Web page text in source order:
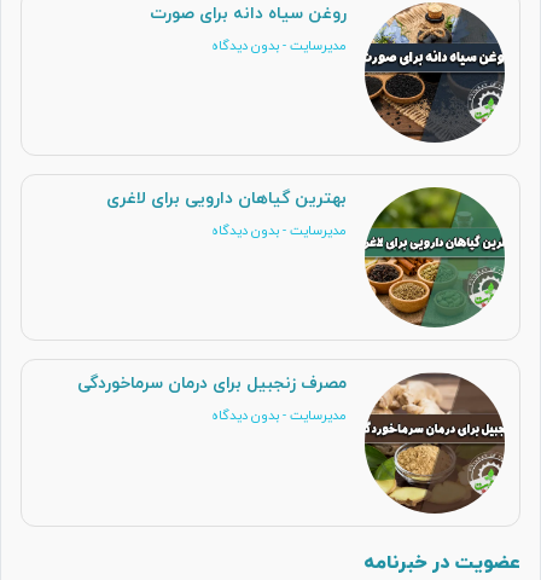
روغن سیاه دانه برای صورت
مدیرسایت بدون دیدگاه
بهترین گیاهان دارویی برای لاغری
مدیرسایت بدون دیدگاه
مصرف زنجبیل برای درمان سرماخوردگی
مدیرسایت بدون دیدگاه
عضویت در خبرنامه